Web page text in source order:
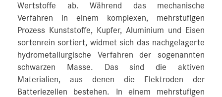
Wertstoffe ab. Während das mechanische
Verfahren in einem komplexen, mehrstufigen
Prozess Kunststoffe, Kupfer, Aluminium und Eisen
sortenrein sortiert, widmet sich das nachgelagerte
hydrometallurgische Verfahren der sogenannten
schwarzen Masse. Das sind die aktiven
Materialien, aus denen die Elektroden der
Batteriezellen bestehen. In einem mehrstufigen